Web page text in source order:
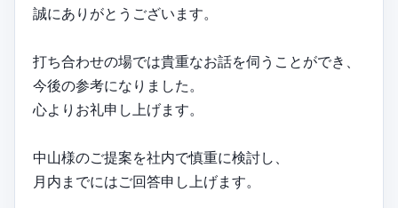
誠にありがとうございます。
打ち合わせの場では貴重なお話を伺うことができ、
今後の参考になりました。
心よりお礼申し上げます。
中山様のご提案を社内で慎重に検討し、
月内までにはご回答申し上げます。